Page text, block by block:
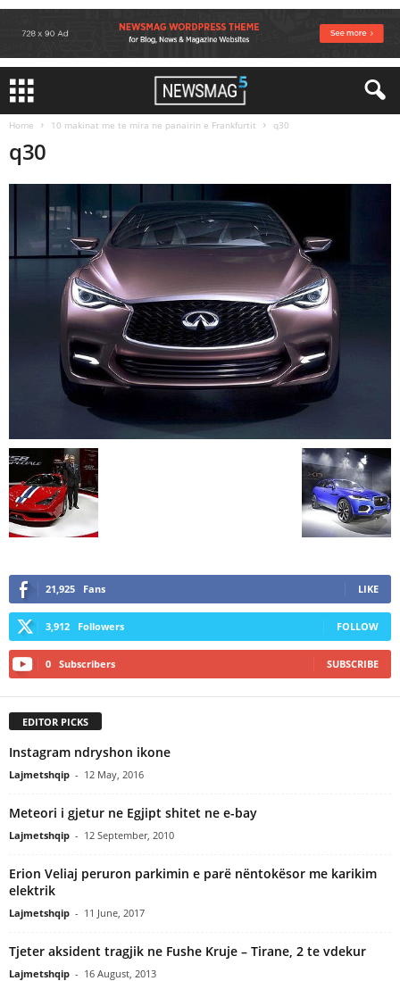
Home 10 makinat me te mira ne panairin e Frankfurtit q30
q30
21,925 Fans LIKE
3,912 Followers FOLLOW
0 Subscribers SUBSCRIBE
EDITOR PICKS
Instagram ndryshon ikone
Lajmetshqip - 12 May, 2016
Meteori i gjetur ne Egjipt shitet ne e-bay
Lajmetshqip - 12 September, 2010
Erion Veliaj peruron parkimin e parë nëntokësor me karikim
elektrik
Lajmetshqip - 11 June, 2017
Tjeter aksident tragjik ne Fushe Kruje – Tirane, 2 te vdekur
Lajmetshqip - 16 August, 2013